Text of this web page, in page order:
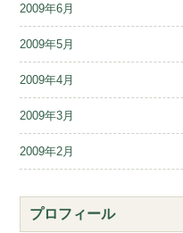
2009年6月
2009年5月
2009年4月
2009年3月
2009年2月
プロフィール